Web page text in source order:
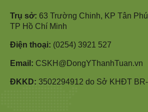
Trụ sở: 63 Trường Chinh, KP Tân
TP Hồ Chí Minh
Điện thoại: (0254) 3921 527
Email: CSKH@DongYThanhTuan.vn
ĐKKD: 3502294912 do Sở KHĐT